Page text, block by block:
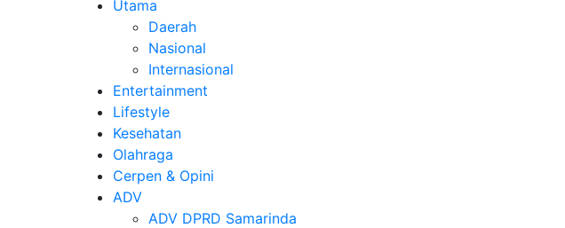
Utama
Daerah
Nasional
Internasional
Entertainment
Lifestyle
Kesehatan
Olahraga
Cerpen & Opini
ADV
ADV DPRD Samarinda